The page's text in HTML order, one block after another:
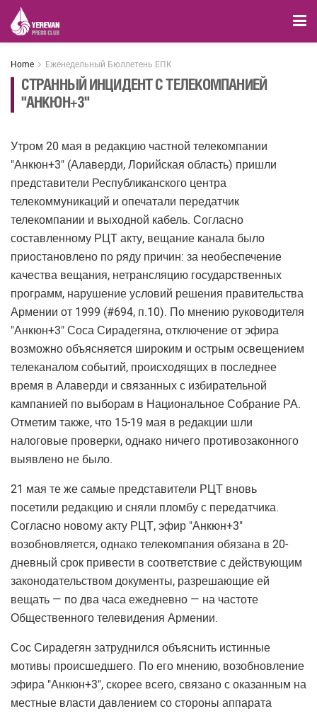
Home Еженедельный Бюллетень ЕПК
СТРАННЫЙ ИНЦИДЕНТ С ТЕЛЕКОМПАНИЕЙ
"АНКЮН+3"
Утром 20 мая в редакцию частной телекомпании
"Анкюн+3" (Алаверди, Лорийская область) пришли
представители Республиканского центра
телекоммуникаций и опечатали передатчик
телекомпании и выходной кабель. Согласно
составленному РЦТ акту, вещание канала было
приостановлено по ряду причин: за необеспечение
качества вещания, нетрансляцию государственных
программ, нарушение условий решения правительства
Армении от 1999 (#694, п.10). По мнению руководителя
"Анкюн+3" Соса Сирадегяна, отключение от эфира
возможно объясняется широким и острым освещением
телеканалом событий, происходящих в последнее
время в Алаверди и связанных с избирательной
кампанией по выборам в Национальное Собрание РА.
Отметим также, что 15-19 мая в редакции шли
налоговые проверки, однако ничего противозаконного
выявлено не было.
21 мая те же самые представители РЦТ вновь
посетили редакцию и сняли пломбу с передатчика.
Согласно новому акту РЦТ, эфир "Анкюн+3"
возобновляется, однако телекомпания обязана в 20-
дневный срок привести в соответствие с действующим
законодательством документы, разрешающие ей
вещать — по два часа ежедневно — на частоте
Общественного телевидения Армении.
Сос Сирадегян затруднился объяснить истинные
мотивы происшедшего. По его мнению, возобновление
эфира "Анкюн+3", скорее всего, связано с оказанным на
местные власти давлением со стороны аппарата